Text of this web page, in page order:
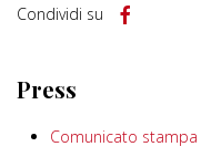
Condividi su
Press
Comunicato stampa